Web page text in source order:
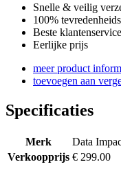
Snelle & veilig
100%
Beste klantenservice
Eerlijke prijs
meer product
toevoegen aan
Specificaties
Merk
Data
Verkoopprijs € 299.00